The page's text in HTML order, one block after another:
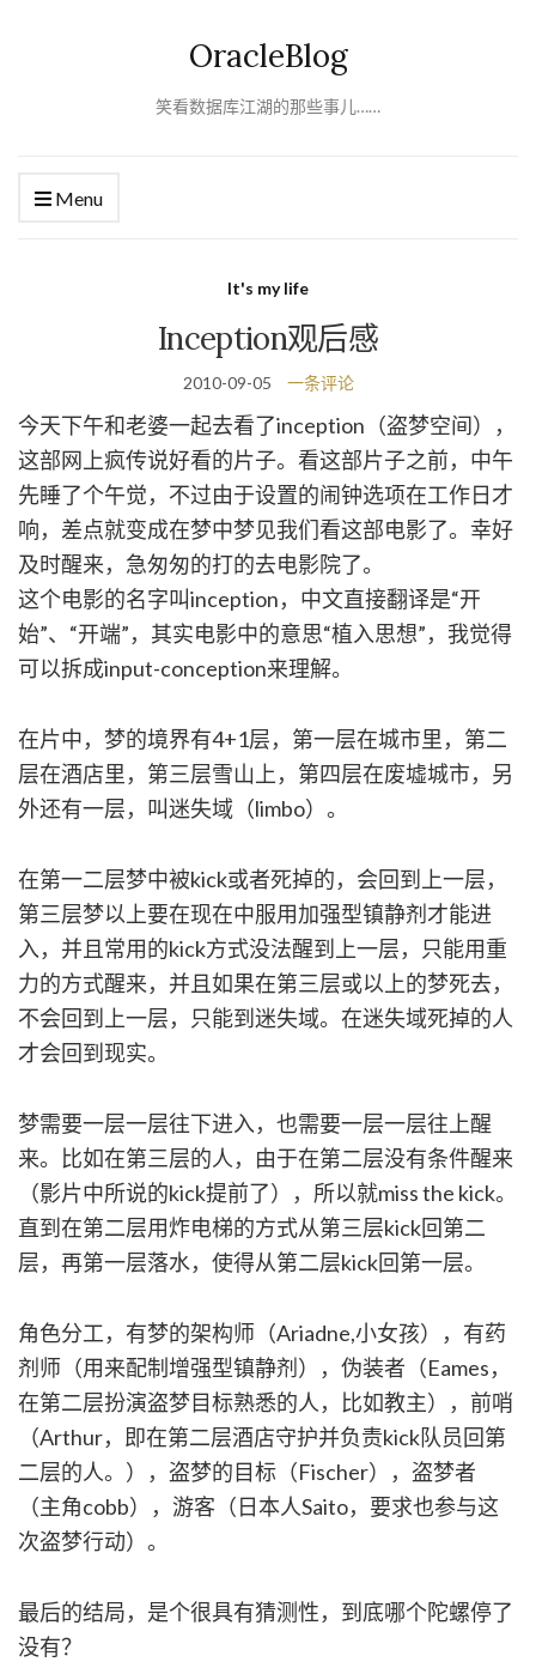
OracleBlog
笑看数据库江湖的那些事儿……
Menu
It's my life
Inception观后感
2010-09-05 一条评论
今天下午和老婆一起去看了inception（盗梦空间），
这部网上疯传说好看的片子。看这部片子之前，中午
先睡了个午觉，不过由于设置的闹钟选项在工作日才
响，差点就变成在梦中梦见我们看这部电影了。幸好
及时醒来，急匆匆的打的去电影院了。
这个电影的名字叫inception，中文直接翻译是“开
始”、“开端”，其实电影中的意思“植入思想”，我觉得
可以拆成input-conception来理解。
在片中，梦的境界有4+1层，第一层在城市里，第二
层在酒店里，第三层雪山上，第四层在废墟城市，另
外还有一层，叫迷失域（limbo）。
在第一二层梦中被kick或者死掉的，会回到上一层，
第三层梦以上要在现在中服用加强型镇静剂才能进
入，并且常用的kick方式没法醒到上一层，只能用重
力的方式醒来，并且如果在第三层或以上的梦死去，
不会回到上一层，只能到迷失域。在迷失域死掉的人
才会回到现实。
梦需要一层一层往下进入，也需要一层一层往上醒
来。比如在第三层的人，由于在第二层没有条件醒来
（影片中所说的kick提前了），所以就miss the kick。
直到在第二层用炸电梯的方式从第三层kick回第二
层，再第一层落水，使得从第二层kick回第一层。
角色分工，有梦的架构师（Ariadne,小女孩），有药
剂师（用来配制增强型镇静剂），伪装者（Eames，
在第二层扮演盗梦目标熟悉的人，比如教主），前哨
（Arthur，即在第二层酒店守护并负责kick队员回第
二层的人。），盗梦的目标（Fischer），盗梦者
（主角cobb），游客（日本人Saito，要求也参与这
次盗梦行动）。
最后的结局，是个很具有猜测性，到底哪个陀螺停了
没有？